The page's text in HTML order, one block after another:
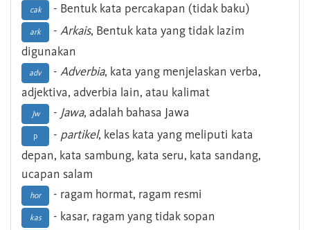
cak - Bentuk kata percakapan (tidak baku)
ark - Arkais, Bentuk kata yang tidak lazim
digunakan
adv - Adverbia, kata yang menjelaskan verba,
adjektiva, adverbia lain, atau kalimat
Jw - Jawa, adalah bahasa Jawa
p - partikel, kelas kata yang meliputi kata
depan, kata sambung, kata seru, kata sandang,
ucapan salam
hor - ragam hormat, ragam resmi
kas - kasar, ragam yang tidak sopan